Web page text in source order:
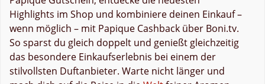
Highlights im Shop und kombiniere deinen Einkauf –
wenn möglich – mit Papique Cashback über Boni.tv.
So sparst du gleich doppelt und genießt gleichzeitig
das besondere Einkaufserlebnis bei einem der
stilvollsten Duftanbieter. Warte nicht länger und